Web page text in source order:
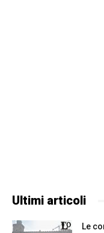
Ultimi articoli
Le